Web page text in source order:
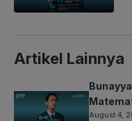
Artikel Lainnya
August 4,